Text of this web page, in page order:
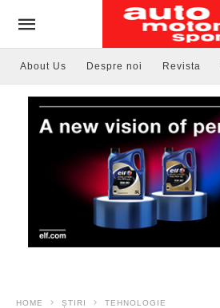
About Us Despre noi Revista
HOME ȘTIRI TEHNOLOGIE